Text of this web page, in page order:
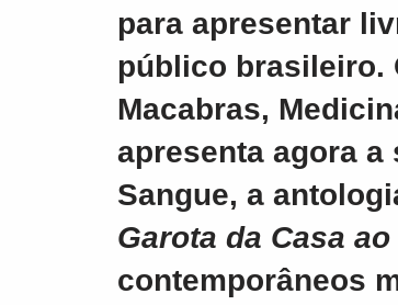
para apresentar
público brasileiro.
Macabras,
apresenta agora
Sangue, a
Garota da Casa
contemporâneos